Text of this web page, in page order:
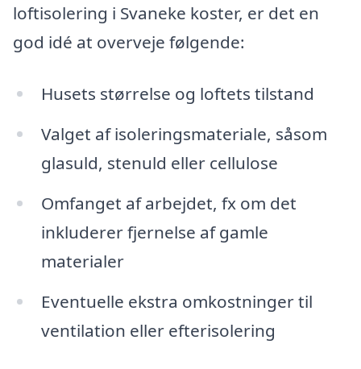
loftisolering i Svaneke koster, er det en
god idé at overveje følgende:
Husets størrelse og loftets tilstand
Valget af isoleringsmateriale, såsom
glasuld, stenuld eller cellulose
Omfanget af arbejdet, fx om det
inkluderer fjernelse af gamle
materialer
Eventuelle ekstra omkostninger til
ventilation eller efterisolering